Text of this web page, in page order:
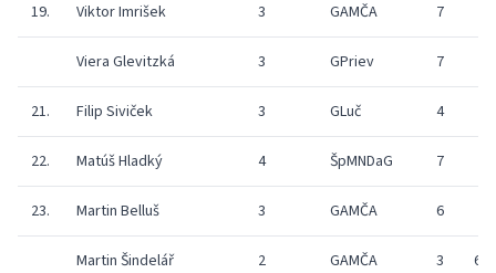
19. Viktor Imrišek 3 GAMČA 7
Viera Glevitzká 3 GPriev 7
21. Filip Siviček 3 GLuč 4
22. Matúš Hladký 4 ŠpMNDaG 7
23. Martin Belluš 3 GAMČA 6
Martin Šindelář 2 GAMČA 3 6